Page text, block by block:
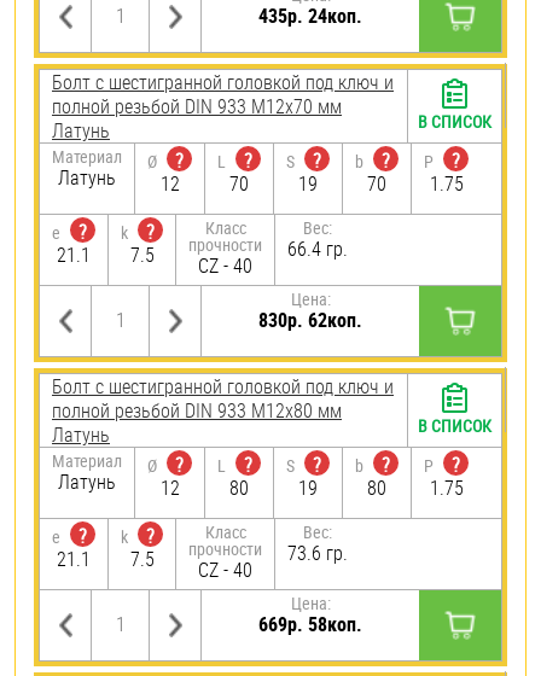
435р. 24коп.
Болт с шестигранной головкой под ключ и
полной резьбой DIN 933 М12х70 мм
Латунь
Материал
Латунь
Ø
?
12
L
?
70
S
?
19
b
?
70
P
?
1.75
e
?
21.1
k
?
7.5
Класс
прочности
CZ - 40
Вес:
66.4 гр.
Цена:
830р. 62коп.
В СПИСОК
Болт с шестигранной головкой под ключ и
полной резьбой DIN 933 М12х80 мм
Латунь
Материал
Латунь
Ø
?
12
L
?
80
S
?
19
b
?
80
P
?
1.75
e
?
21.1
k
?
7.5
Класс
прочности
CZ - 40
Вес:
73.6 гр.
Цена:
669р. 58коп.
В СПИСОК